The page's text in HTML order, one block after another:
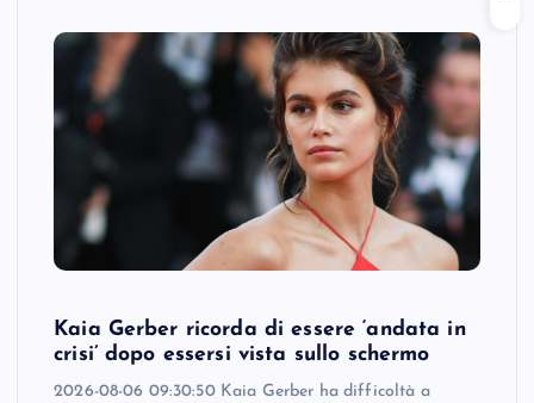
Kaia Gerber ricorda di essere ‘andata in
crisi’ dopo essersi vista sullo schermo
2026-08-06 09:30:50 Kaia Gerber ha difficoltà a